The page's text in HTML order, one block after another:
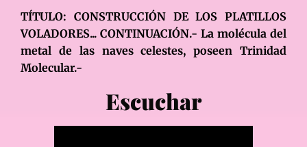
TÍTULO: CONSTRUCCIÓN DE LOS PLATILLOS
VOLADORES... CONTINUACIÓN.- La molécula del
metal de las naves celestes, poseen Trinidad
Molecular.-
Escuchar